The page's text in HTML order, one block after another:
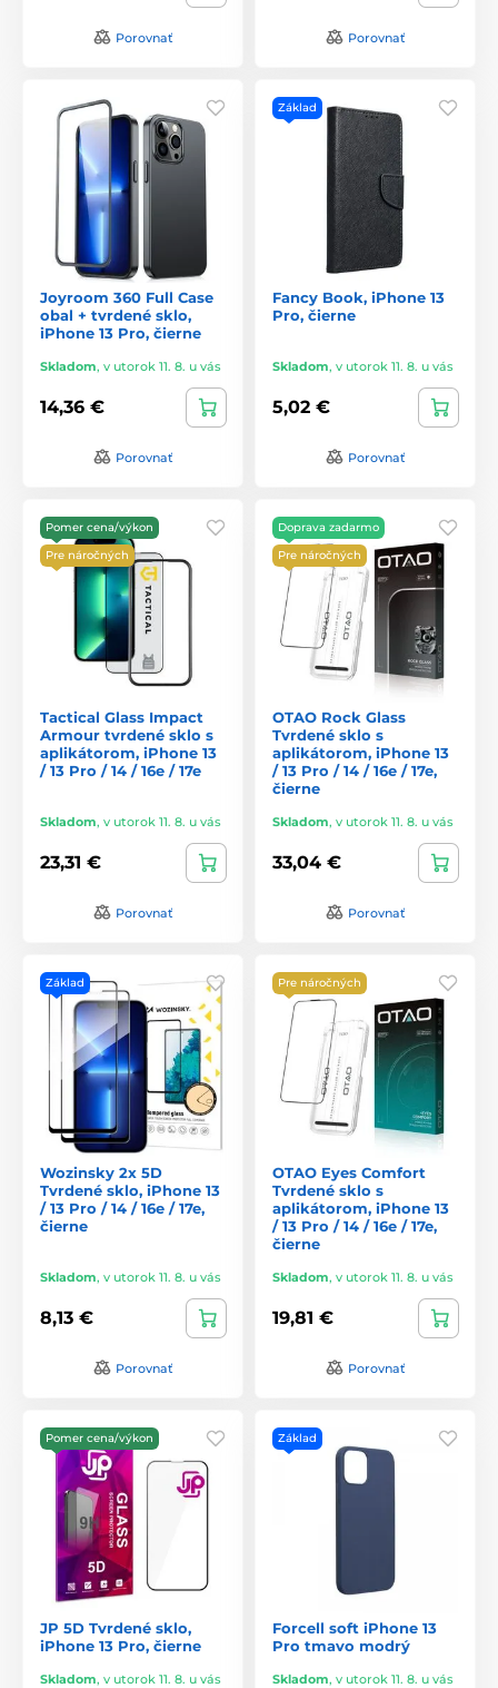
Porovnať Porovnať
Joyroom 360 Full Case
obal + tvrdené sklo,
iPhone 13 Pro, čierne
Skladom, v utorok 11. 8. u vás
14,36 €
Porovnať
Základ
Fancy Book, iPhone 13
Pro, čierne
Skladom, v utorok 11. 8. u vás
5,02 €
Porovnať
Pomer cena/výkon
Pre náročných
Tactical Glass Impact
Armour tvrdené sklo s
aplikátorom, iPhone 13
/ 13 Pro / 14 / 16e / 17e
Skladom, v utorok 11. 8. u vás
23,31 €
Porovnať
Doprava zadarmo
Pre náročných
OTAO Rock Glass
Tvrdené sklo s
aplikátorom, iPhone 13
/ 13 Pro / 14 / 16e / 17e,
čierne
Skladom, v utorok 11. 8. u vás
33,04 €
Porovnať
Základ
Wozinsky 2x 5D
Tvrdené sklo, iPhone 13
/ 13 Pro / 14 / 16e / 17e,
čierne
Skladom, v utorok 11. 8. u vás
8,13 €
Porovnať
Pre náročných
OTAO Eyes Comfort
Tvrdené sklo s
aplikátorom, iPhone 13
/ 13 Pro / 14 / 16e / 17e,
čierne
Skladom, v utorok 11. 8. u vás
19,81 €
Porovnať
Pomer cena/výkon
JP 5D Tvrdené sklo,
iPhone 13 Pro, čierne
Skladom, v utorok 11. 8. u vás
Základ
Forcell soft iPhone 13
Pro tmavo modrý
Skladom, v utorok 11. 8. u vás